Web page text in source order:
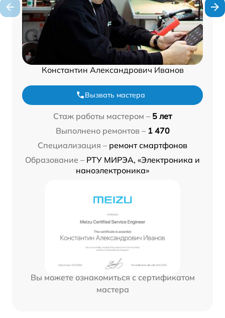
Константин Александрович Иванов
Вызвать мастера
Стаж работы мастером – 5 лет
Выполнено ремонтов – 1 470
Специализация – ремонт смартфонов
Образование – РТУ МИРЭА, «Электроника и
наноэлектроника»
Вы можете ознакомиться с сертификатом
мастера